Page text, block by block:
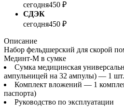
сегодня450 ₽
СДЭК
сегодня450 ₽
Описание
Набор фельдшерский для
Мединт-М в сумке
Сумка медицинская
ампульницей на 32 ампулы) — 1 шт.
Комплект вложений — 1
паспорта)
Руководство по эксплуатации